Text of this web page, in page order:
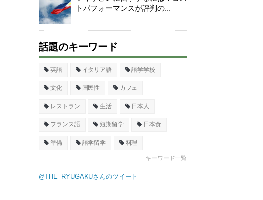
トパフォーマンスが評判の...
話題のキーワード
英語 イタリア語 語学学校
文化 国民性 カフェ
レストラン 生活 日本人
フランス語 短期留学 日本食
準備 語学留学 料理
キーワード一覧
@THE_RYUGAKUさんのツイート